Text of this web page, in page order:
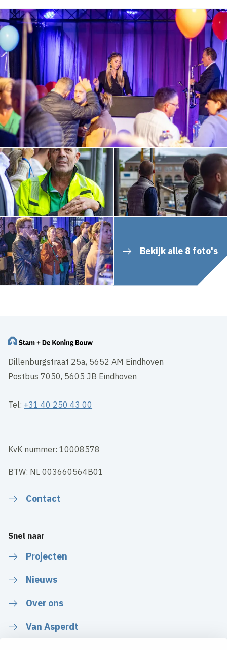
Bekijk alle 8 foto's
Dillenburgstraat 25a, 5652 AM Eindhoven
Postbus 7050, 5605 JB Eindhoven
Tel: +31 40 250 43 00
KvK nummer: 10008578
BTW: NL 003660564B01
Contact
Snel naar
Projecten
Nieuws
Over ons
Van Asperdt